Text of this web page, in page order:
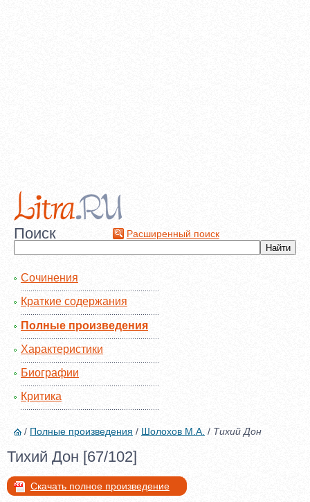
Поиск Расширенный поиск
Сочинения
Краткие содержания
Полные произведения
Характеристики
Биографии
Критика
/ Полные произведения / Шолохов М.А. / Тихий Дон
Тихий Дон [67/102]
Скачать полное произведение